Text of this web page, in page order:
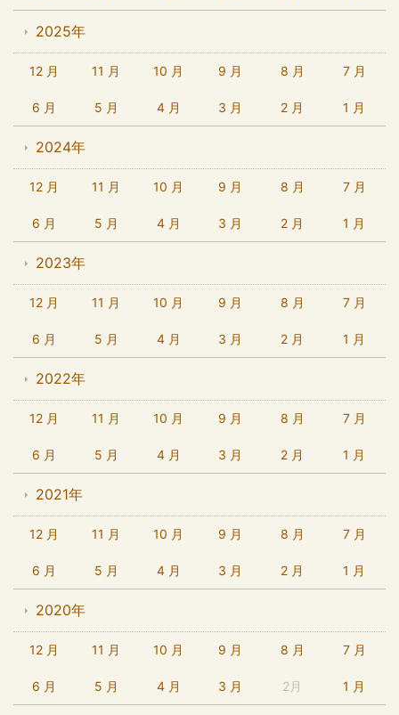
2025年
12 月 11 月 10 月 9 月 8 月 7 月
6 月 5 月 4 月 3 月 2 月 1 月
2024年
12 月 11 月 10 月 9 月 8 月 7 月
6 月 5 月 4 月 3 月 2 月 1 月
2023年
12 月 11 月 10 月 9 月 8 月 7 月
6 月 5 月 4 月 3 月 2 月 1 月
2022年
12 月 11 月 10 月 9 月 8 月 7 月
6 月 5 月 4 月 3 月 2 月 1 月
2021年
12 月 11 月 10 月 9 月 8 月 7 月
6 月 5 月 4 月 3 月 2 月 1 月
2020年
12 月 11 月 10 月 9 月 8 月 7 月
6 月 5 月 4 月 3 月 2月 1 月